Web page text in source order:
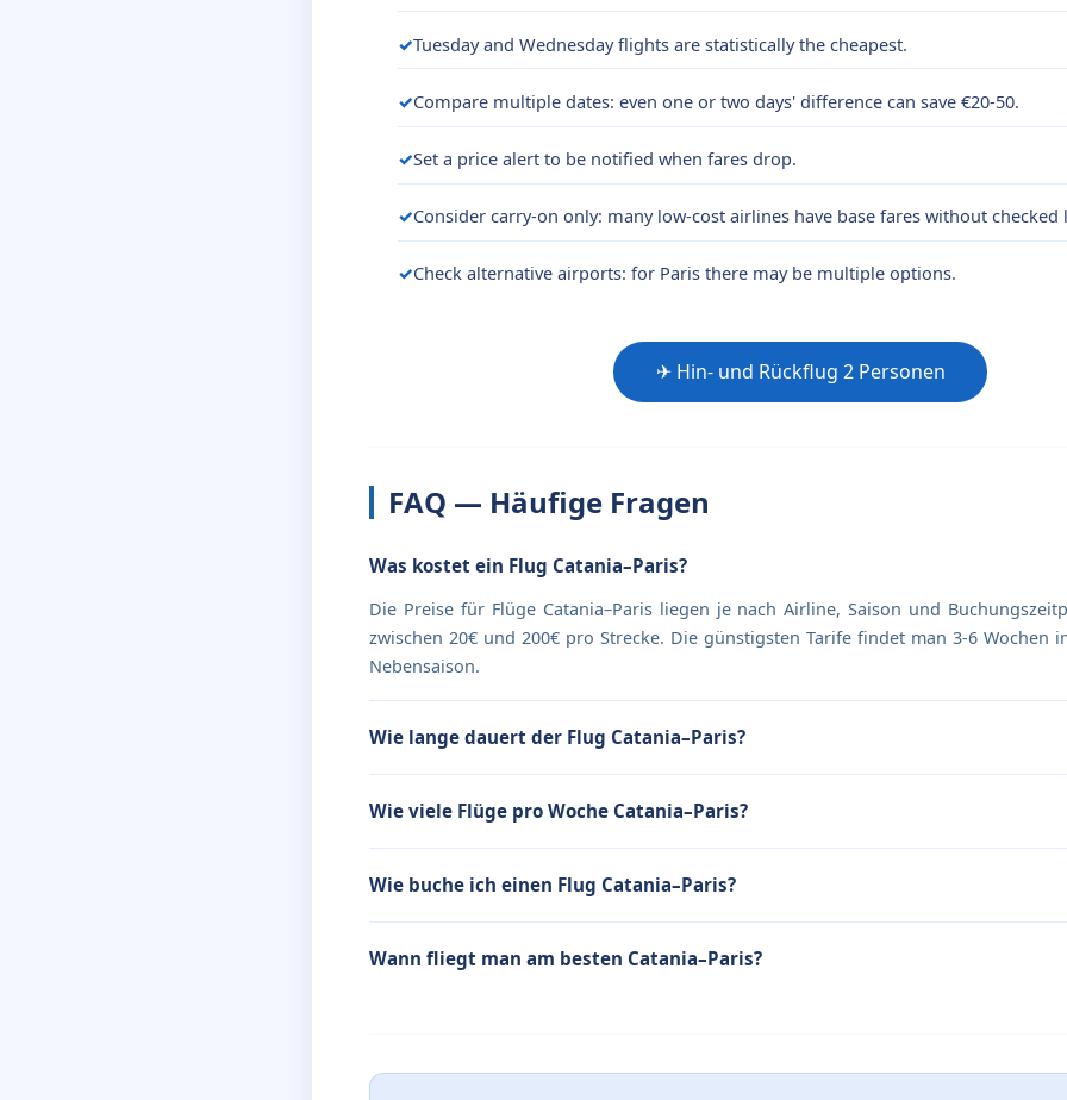
Tuesday and Wednesday flights are statistically the cheapest.
Compare multiple dates: even one or two days' difference can save €20-50.
Set a price alert to be notified when fares drop.
Consider carry-on only: many low-cost airlines have base fares without checked
Check alternative airports: for Paris there may be multiple options.
✈ Hin- und Rückflug 2 Personen
FAQ — Häufige Fragen
Was kostet ein Flug Catania–Paris?
Die Preise für Flüge Catania–Paris liegen je nach Airline, Saison und
zwischen 20€ und 200€ pro Strecke. Die günstigsten Tarife findet man 3-6 Wochen
Nebensaison.
Wie lange dauert der Flug Catania–Paris?
Wie viele Flüge pro Woche Catania–Paris?
Wie buche ich einen Flug Catania–Paris?
Wann fliegt man am besten Catania–Paris?